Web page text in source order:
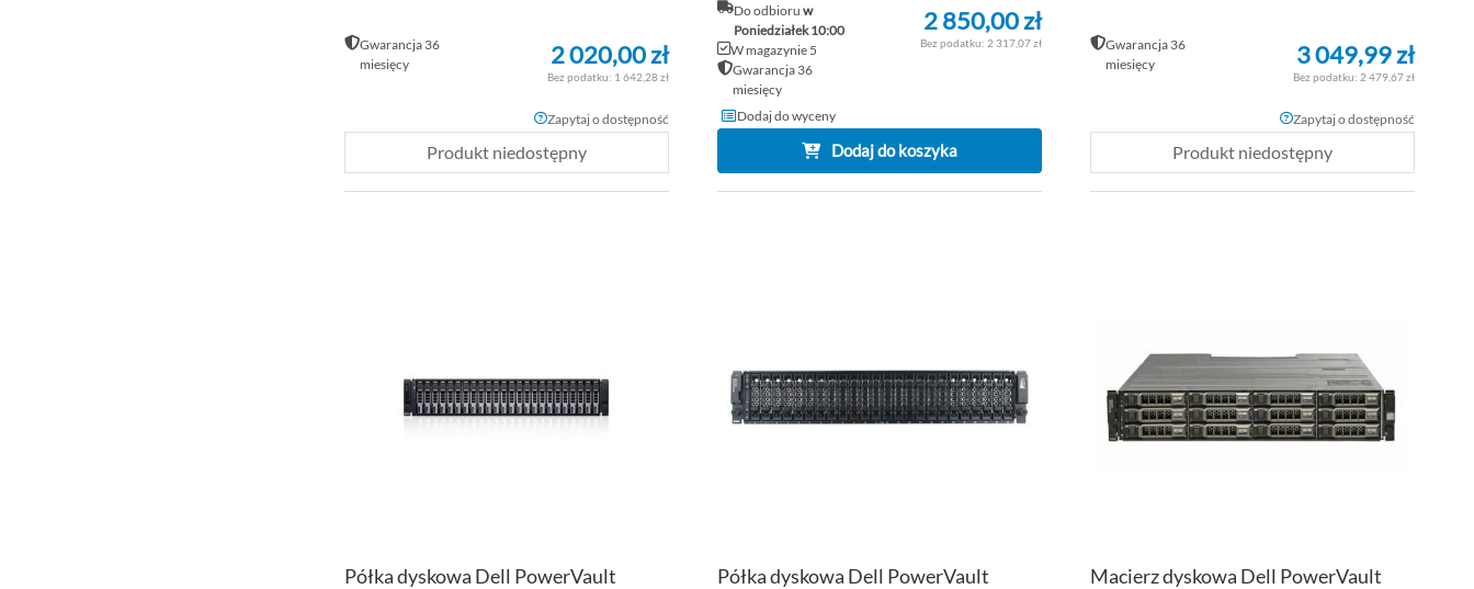
Gwarancja 36
miesięcy
2 020,00 zł
1 642,28 zł
Zapytaj o dostępność
Produkt niedostępny
Do odbioru w
Poniedziałek 10:00
W magazynie 5
Gwarancja 36
miesięcy
2 850,00 zł
2 317,07 zł
Dodaj do wyceny
Dodaj do koszyka
Gwarancja 36
miesięcy
3 049,99 zł
2 479,67 zł
Zapytaj o dostępność
Produkt niedostępny
ŻYCZEŃ
Półka dyskowa Dell PowerVault
ŻYCZEŃ
Półka dyskowa Dell PowerVault
Macierz dyskowa Dell PowerVault